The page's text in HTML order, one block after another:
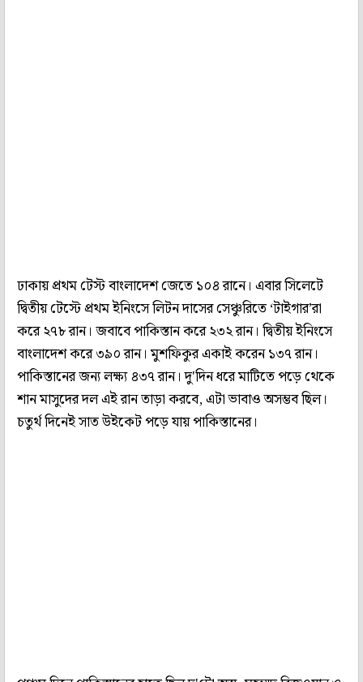
ঢাকায় প্রথম টেস্ট বাংলাদেশ জেতে ১০৪ রানে। এবার সিলেটে
দ্বিতীয় টেস্টে প্রথম ইনিংসে লিটন দাসের সেঞ্চুরিতে ‘টাইগার’রা
করে ২৭৮ রান। জবাবে পাকিস্তান করে ২৩২ রান। দ্বিতীয় ইনিংসে
বাংলাদেশ করে ৩৯০ রান। মুশফিকুর একাই করেন ১৩৭ রান।
পাকিস্তানের জন্য লক্ষ্য ৪৩৭ রান। দু'দিন ধরে মাটিতে পড়ে থেকে
শান মাসুদের দল এই রান তাড়া করবে, এটা ভাবাও অসম্ভব ছিল।
চতুর্থ দিনেই সাত উইকেট পড়ে যায় পাকিস্তানের।